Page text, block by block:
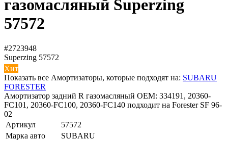
газомасляный Superzing
57572
#2723948
Superzing 57572
Хит
Показать все Амортизаторы, которые подходят на: SUBARU
FORESTER
Амортизатор задний R газомасляный OEM: 334191, 20360-
FC101, 20360-FC100, 20360-FC140 подходит на Forester SF 96-
02
Артикул
57572
Марка авто
SUBARU